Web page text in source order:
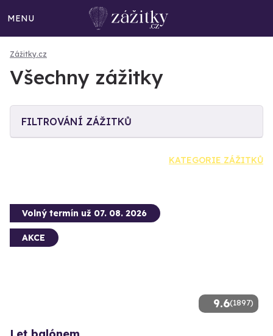
MENU
Zážitky.cz
Všechny zážitky
FILTROVÁNÍ ZÁŽITKŮ
KATEGORIE ZÁŽITKŮ
9.6(1897)
Volný termín už 07. 08. 2026
AKCE